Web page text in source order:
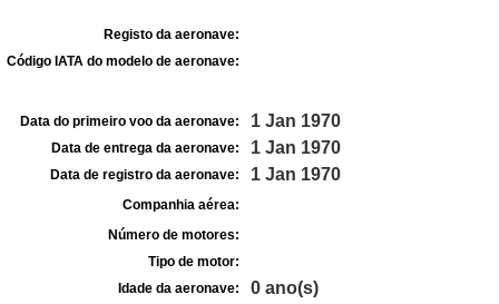
Registo da aeronave:
Código IATA do modelo de aeronave:
Data do primeiro voo da aeronave: 1 Jan 1970
Data de entrega da aeronave: 1 Jan 1970
Data de registro da aeronave: 1 Jan 1970
Companhia aérea:
Número de motores:
Tipo de motor:
Idade da aeronave:
0 ano(s)